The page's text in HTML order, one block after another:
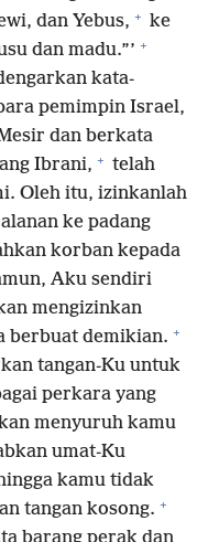
dan Yebus, + ke
dan madu.”’ +
kata-
pemimpin Israel,
dan berkata
Ibrani, + telah
Oleh itu, izinkanlah
ke padang
korban kepada
Aku sendiri
mengizinkan
berbuat demikian. +
tangan-Ku untuk
perkara yang
menyuruh kamu
umat-Ku
kamu tidak
tangan kosong. +